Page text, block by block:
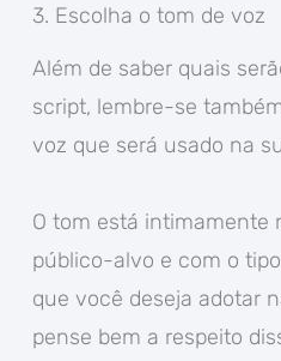
3. Escolha o tom de voz
Além de saber quais
script, lembre-se
voz que será usado na
O tom está intimamente
público-alvo e com o
que você deseja adotar
pense bem a respeito